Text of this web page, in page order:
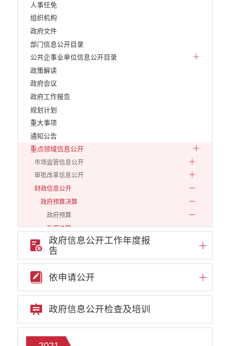
人事任免
组织机构
政府文件
部门信息公开目录
公共企事业单位信息公开目录
政策解读
政府会议
政府工作报告
规划计划
重大事项
通知公告
重点领域信息公开
市场监管信息公开
审批改革信息公开
财政信息公开
政府预算决算
政府预算
政府决算
2018前
2019
2021
2022
2023
2024
部门预算决算
政府信息公开工作年度报
告
依申请公开
政府信息公开检查及培训